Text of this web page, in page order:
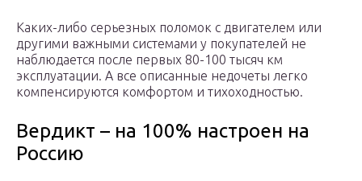
Каких-либо серьезных поломок с двигателем или
другими важными системами у покупателей не
наблюдается после первых 80-100 тысяч км
эксплуатации. А все описанные недочеты легко
компенсируются комфортом и тихоходностью.
Вердикт – на 100% настроен на
Россию